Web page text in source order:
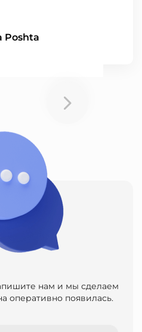
Poshta
нам и мы сделаем
оперативно появилась.